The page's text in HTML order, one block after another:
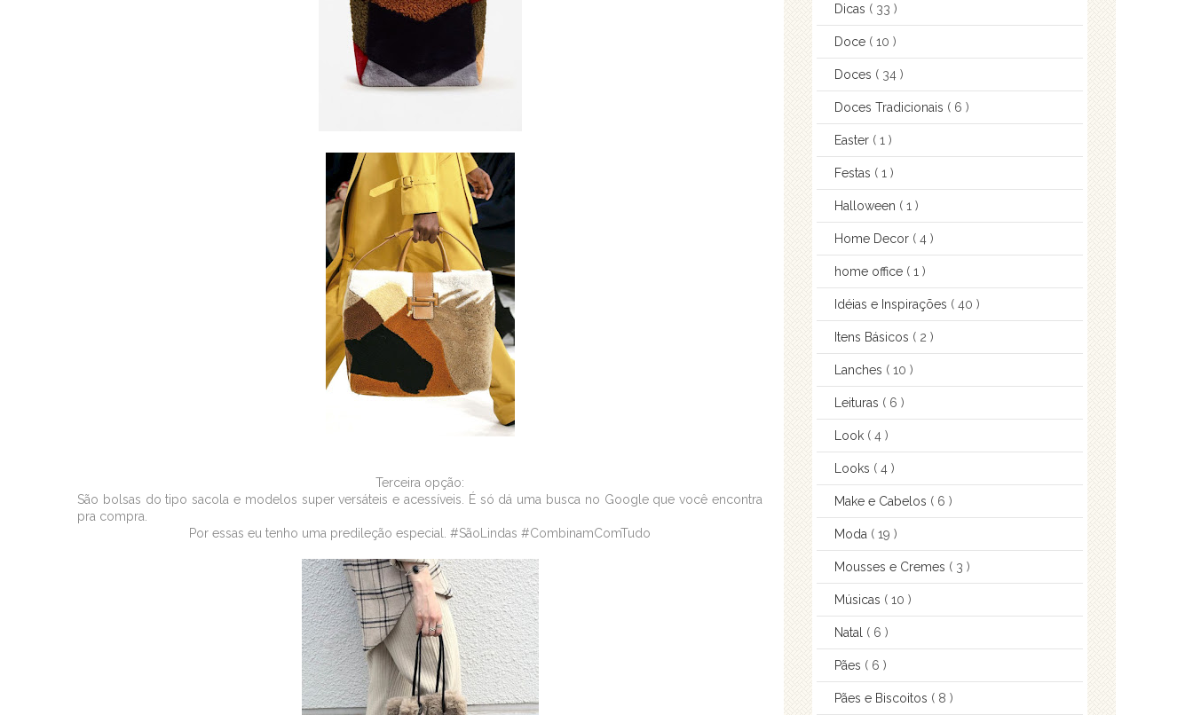
Terceira opção:
São bolsas do tipo sacola e modelos super versáteis e acessíveis. É só dá uma busca no Google que você encontra
pra compra.
Por essas eu tenho uma predileção especial. #SãoLindas #CombinamComTudo
Dicas ( 33 )
Doce ( 10 )
Doces ( 34 )
Doces Tradicionais ( 6 )
Easter ( 1 )
Festas ( 1 )
Halloween ( 1 )
Home Decor ( 4 )
home office ( 1 )
Idéias e Inspirações ( 40 )
Itens Básicos ( 2 )
Lanches ( 10 )
Leituras ( 6 )
Look ( 4 )
Looks ( 4 )
Make e Cabelos ( 6 )
Moda ( 19 )
Mousses e Cremes ( 3 )
Músicas ( 10 )
Natal ( 6 )
Pães ( 6 )
Pães e Biscoitos ( 8 )